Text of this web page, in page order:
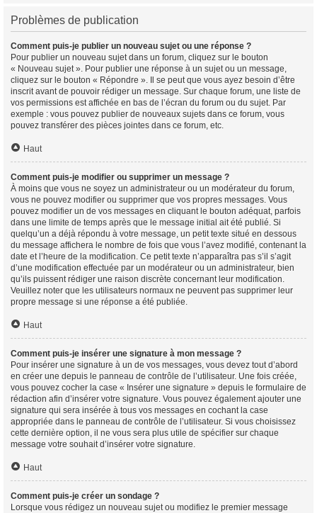
Problèmes de publication
Comment puis-je publier un nouveau sujet ou une réponse ?
Pour publier un nouveau sujet dans un forum, cliquez sur le bouton
« Nouveau sujet ». Pour publier une réponse à un sujet ou un message,
cliquez sur le bouton « Répondre ». Il se peut que vous ayez besoin d’être
inscrit avant de pouvoir rédiger un message. Sur chaque forum, une liste de
vos permissions est affichée en bas de l’écran du forum ou du sujet. Par
exemple : vous pouvez publier de nouveaux sujets dans ce forum, vous
pouvez transférer des pièces jointes dans ce forum, etc.
Haut
Comment puis-je modifier ou supprimer un message ?
À moins que vous ne soyez un administrateur ou un modérateur du forum,
vous ne pouvez modifier ou supprimer que vos propres messages. Vous
pouvez modifier un de vos messages en cliquant le bouton adéquat, parfois
dans une limite de temps après que le message initial ait été publié. Si
quelqu’un a déjà répondu à votre message, un petit texte situé en dessous
du message affichera le nombre de fois que vous l’avez modifié, contenant la
date et l’heure de la modification. Ce petit texte n’apparaîtra pas s’il s’agit
d’une modification effectuée par un modérateur ou un administrateur, bien
qu’ils puissent rédiger une raison discrète concernant leur modification.
Veuillez noter que les utilisateurs normaux ne peuvent pas supprimer leur
propre message si une réponse a été publiée.
Haut
Comment puis-je insérer une signature à mon message ?
Pour insérer une signature à un de vos messages, vous devez tout d’abord
en créer une depuis le panneau de contrôle de l’utilisateur. Une fois créée,
vous pouvez cocher la case « Insérer une signature » depuis le formulaire de
rédaction afin d’insérer votre signature. Vous pouvez également ajouter une
signature qui sera insérée à tous vos messages en cochant la case
appropriée dans le panneau de contrôle de l’utilisateur. Si vous choisissez
cette dernière option, il ne vous sera plus utile de spécifier sur chaque
message votre souhait d’insérer votre signature.
Haut
Comment puis-je créer un sondage ?
Lorsque vous rédigez un nouveau sujet ou modifiez le premier message